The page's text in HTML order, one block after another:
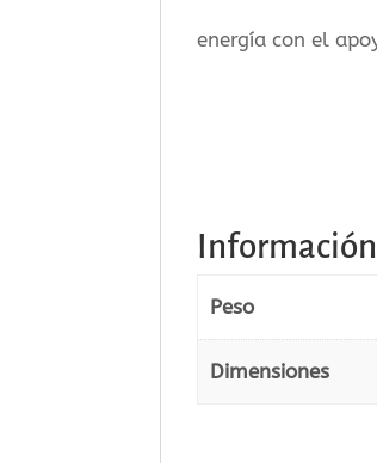
energía con el
Peso
Dimensiones